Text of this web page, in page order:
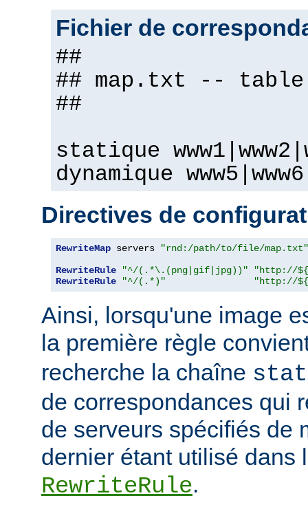
Fichier de
##
## map.txt --
##
statique
dynamique www5|www6
Directives de
RewriteMap servers
"rnd:/path/to/file/map.txt"
RewriteRule
"^/(.*\.(png|gif|jpg))"
"http://
RewriteRule
"^/(.*)" "http://
Ainsi, lorsqu'une image
la première règle
recherche la chaîne
de correspondances qui
de serveurs spécifiés de
dernier étant utilisé dans
RewriteRule.